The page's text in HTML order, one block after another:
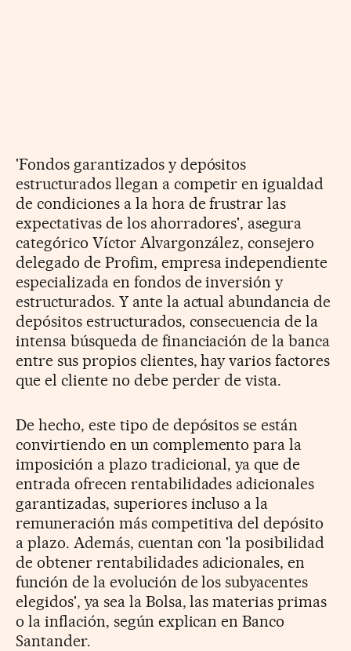
'Fondos garantizados y depósitos
estructurados llegan a competir en igualdad
de condiciones a la hora de frustrar las
expectativas de los ahorradores', asegura
categórico Víctor Alvargonzález, consejero
delegado de Profim, empresa independiente
especializada en fondos de inversión y
estructurados. Y ante la actual abundancia de
depósitos estructurados, consecuencia de la
intensa búsqueda de financiación de la banca
entre sus propios clientes, hay varios factores
que el cliente no debe perder de vista.
De hecho, este tipo de depósitos se están
convirtiendo en un complemento para la
imposición a plazo tradicional, ya que de
entrada ofrecen rentabilidades adicionales
garantizadas, superiores incluso a la
remuneración más competitiva del depósito
a plazo. Además, cuentan con 'la posibilidad
de obtener rentabilidades adicionales, en
función de la evolución de los subyacentes
elegidos', ya sea la Bolsa, las materias primas
o la inflación, según explican en Banco
Santander.